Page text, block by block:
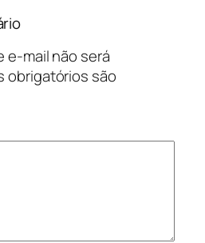
e-mail não será
obrigatórios são